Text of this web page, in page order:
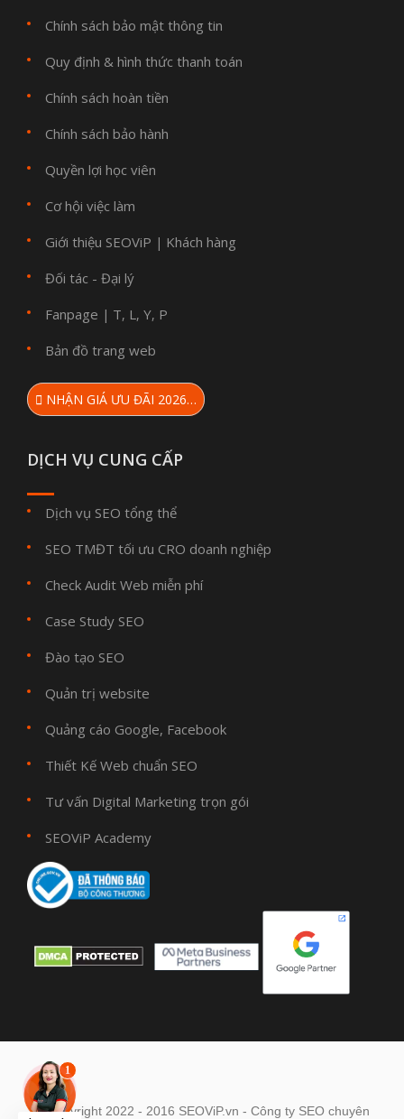
Chính sách bảo mật thông tin
Quy định & hình thức thanh toán
Chính sách hoàn tiền
Chính sách bảo hành
Quyền lợi học viên
Cơ hội việc làm
Giới thiệu SEOViP | Khách hàng
Đối tác - Đại lý
Fanpage | T, L, Y, P
Bản đồ trang web
NHẬN GIÁ ƯU ĐÃI 2026…
DỊCH VỤ CUNG CẤP
Dịch vụ SEO tổng thể
SEO TMĐT tối ưu CRO doanh nghiệp
Check Audit Web miễn phí
Case Study SEO
Đào tạo SEO
Quản trị website
Quảng cáo Google, Facebook
Thiết Kế Web chuẩn SEO
Tư vấn Digital Marketing trọn gói
SEOViP Academy
© Copyright 2022 - 2016 SEOViP.vn - Công ty SEO chuyên